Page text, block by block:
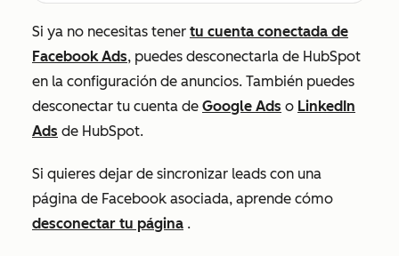
Si ya no necesitas tener tu cuenta conectada de
Facebook Ads, puedes desconectarla de HubSpot
en la configuración de anuncios. También puedes
desconectar tu cuenta de Google Ads o LinkedIn
Ads de HubSpot.
Si quieres dejar de sincronizar leads con una
página de Facebook asociada, aprende cómo
desconectar tu página .